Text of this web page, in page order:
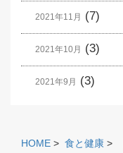
2021年11月 (7)
2021年10月 (3)
2021年9月 (3)
HOME > 食と健康 >